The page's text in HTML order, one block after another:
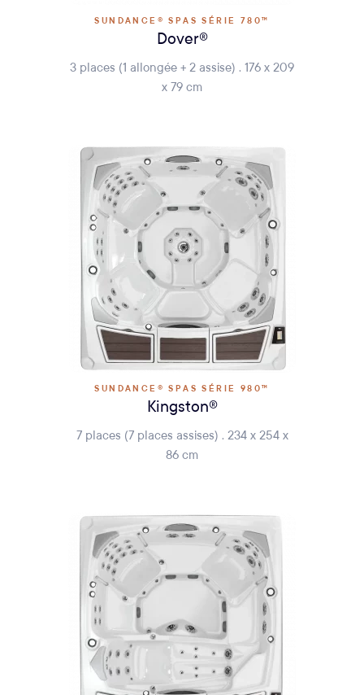
SUNDANCE® SPAS SÉRIE 780™
Dover®
3 places (1 allongée + 2 assise) . 176 x 209
x 79 cm
SUNDANCE® SPAS SÉRIE 980™
Kingston®
7 places (7 places assises) . 234 x 254 x
86 cm